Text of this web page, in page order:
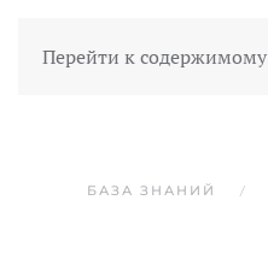
Перейти к содержимому
БАЗА ЗНАНИЙ